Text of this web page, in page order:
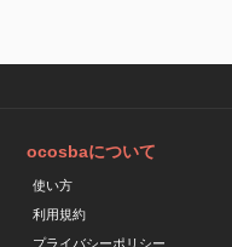
ocosbaについて
使い方
利用規約
プライバシーポリシー